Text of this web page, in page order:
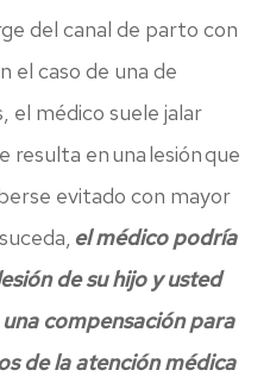
del canal de parto con
el caso de una de
el médico suele jalar
resulta en una lesión que
evitado con mayor
el médico podría
de su hijo y usted
compensación para
de la atención médica